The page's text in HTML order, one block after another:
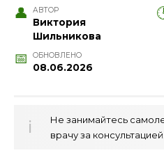
АВТОР
Виктория
Шильникова
ОБНОВЛЕНО
08.06.2026
Не занимайтесь
врачу за консультацией.